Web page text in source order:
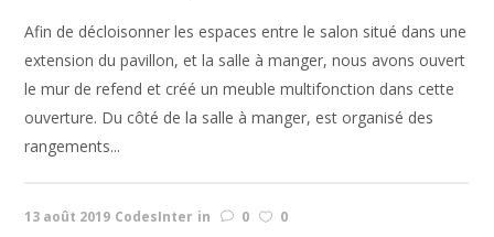
Afin de décloisonner les espaces entre le salon situé dans une
extension du pavillon, et la salle à manger, nous avons ouvert
le mur de refend et créé un meuble multifonction dans cette
ouverture. Du côté de la salle à manger, est organisé des
rangements...
13 août 2019 CodesInter in 0
0